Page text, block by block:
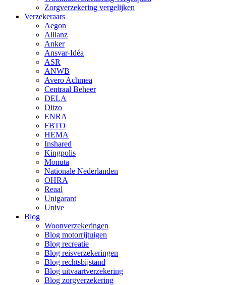
Zorgverzekering vergelijken
Verzekeraars
Aegon
Allianz
Anker
Ansvar-Idéa
ASR
ANWB
Avero Achmea
Centraal Beheer
DELA
Ditzo
ENRA
FBTO
HEMA
Inshared
Kingpolis
Monuta
Nationale Nederlanden
OHRA
Reaal
Unigarant
Unive
Blog
Woonverzekeringen
Blog motorrijtuigen
Blog recreatie
Blog reisverzekeringen
Blog rechtsbijstand
Blog uitvaartverzekering
Blog zorgverzekering